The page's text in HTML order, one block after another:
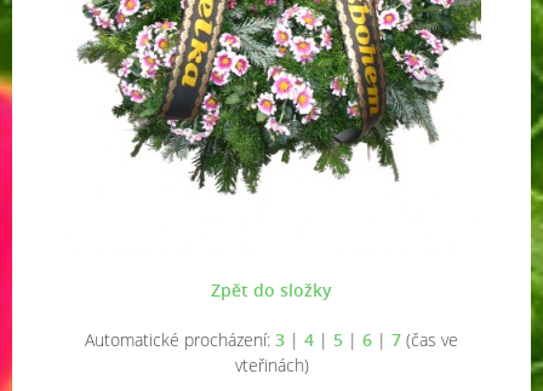
Zpět do složky
Automatické procházení: 3 | 4 | 5 | 6 | 7 (čas ve
vteřinách)